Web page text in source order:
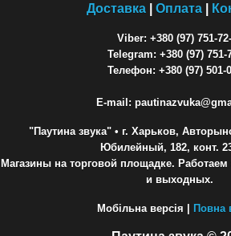
Доставка| Оплата|
Viber: +380 (97) 751-
Telegram: +380 (97) 751-
Телефон: +380 (97) 501-
E-mail:
"Паутина звука" • г. Харьков,
Юбилейный, 182, конт.
Магазины на торговой площадке. Работаем
и выходных.
Мобільна версія | Повна